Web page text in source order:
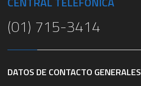
(01) 715-3414
DATOS DE CONTACTO GENERALES